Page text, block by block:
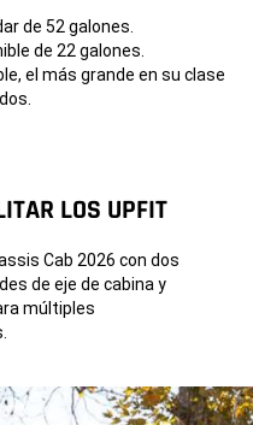
de 52 galones.
de 22 galones.
el más grande en su clase
LOS UPFIT
Cab 2026 con dos
de eje de cabina y
múltiples